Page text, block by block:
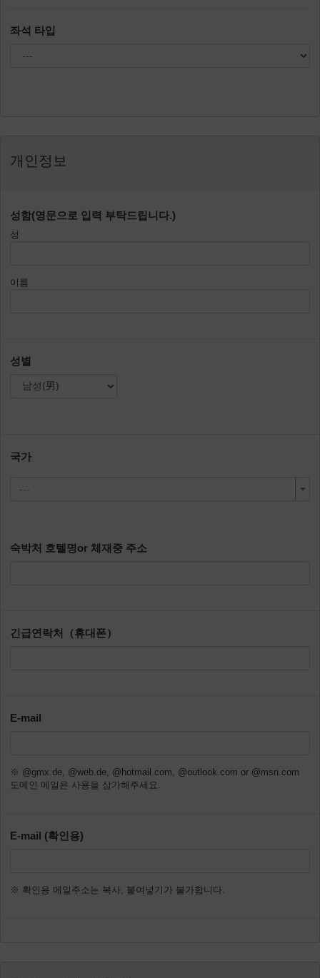
좌석 타입
개인정보
성함(영문으로 입력 부탁드립니다.)
성
이름
성별
국가
---
숙박처 호텔명or 체재중 주소
긴급연락처（휴대폰）
E-mail
※ @gmx.de, @web.de, @hotmail.com, @outlook.com or @msn.com
도메인 메일은 사용을 삼가해주세요.
E-mail (확인용)
※ 확인용 메일주소는 복사, 붙여넣기가 불가합니다.